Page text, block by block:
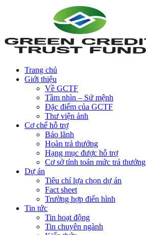
Trang chủ
Giới thiệu
Về GCTF
Tầm nhìn – Sứ mệnh
Đặc điểm của GCTF
Thư viện ảnh
Cơ chế hỗ trợ
Bảo lãnh
Hoàn trả thưởng
Hạng mục được hỗ trợ
Cơ sở tính toán mức trả thưởng
Dự án
Tiêu chí lựa chọn dự án
Fact sheet
Trường hợp điển hình
Tin tức
Tin hoạt động
Tin chuyên ngành